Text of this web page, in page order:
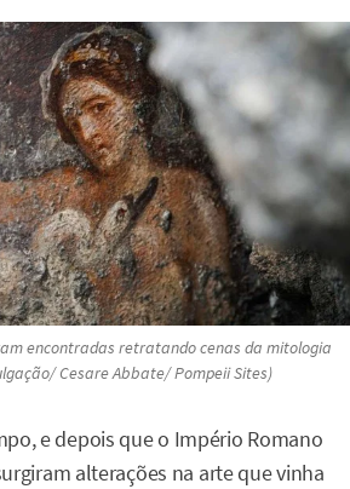
encontradas retratando cenas da mitologia
Cesare Abbate/ Pompeii Sites)
e depois que o Império Romano
alterações na arte que vinha